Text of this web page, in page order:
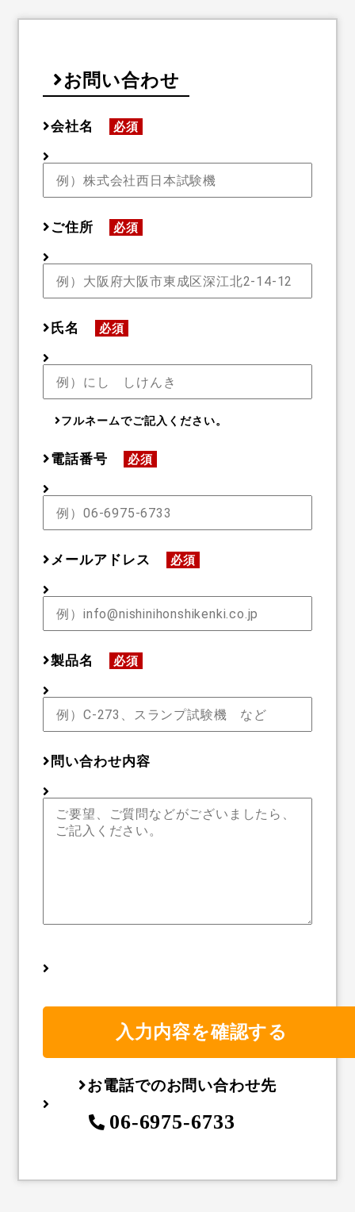
お問い合わせ
会社名 必須
ご住所 必須
氏名 必須
フルネームでご記入ください。
電話番号 必須
メールアドレス 必須
製品名 必須
問い合わせ内容
お電話でのお問い合わせ先
06-6975-6733